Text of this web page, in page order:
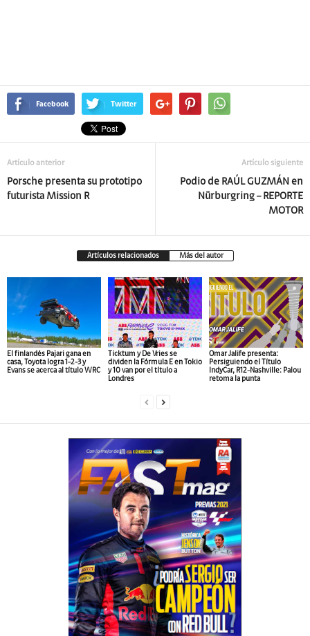
Facebook Twitter
Artículo anterior
Porsche presenta su prototipo
futurista Mission R
Artículo siguiente
Podio de RAÚL GUZMÁN en
Nürburgring – REPORTE
MOTOR
Artículos relacionados Más del autor
El finlandés Pajari gana en
casa, Toyota logra 1-2-3 y
Evans se acerca al título WRC
Ticktum y De Vries se
dividen la Fórmula E en Tokio
y 10 van por el título a
Londres
Omar Jalife presenta:
Persiguiendo el Título
IndyCar, R12-Nashville: Palou
retoma la punta